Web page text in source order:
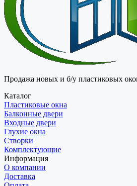
Продажа новых и б/у пластиковых
Каталог
Пластиковые окна
Балконные двери
Входные двери
Глухие окна
Створки
Комплектующие
Информация
О компании
Доставка